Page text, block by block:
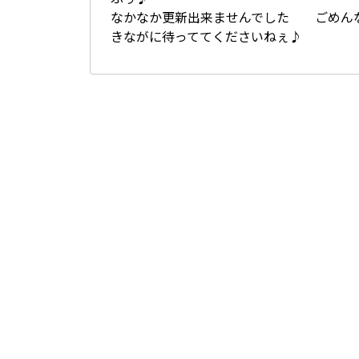
なかなか更新出来ませんでした ごめん
きながに待っててくださいねぇ♪